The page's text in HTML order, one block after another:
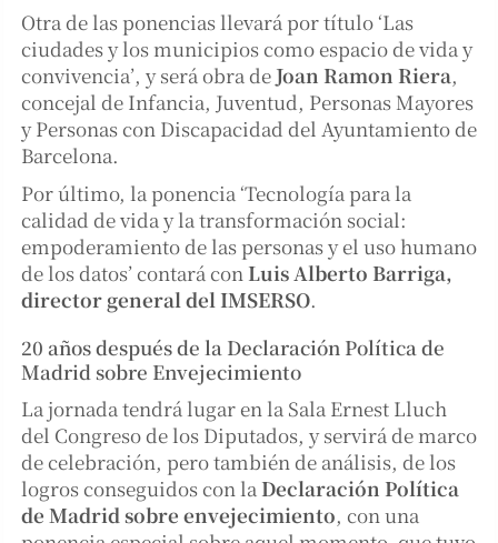
Otra de las ponencias llevará por título ‘Las
ciudades y los municipios como espacio de vida y
convivencia’, y será obra de Joan Ramon Riera,
concejal de Infancia, Juventud, Personas Mayores
y Personas con Discapacidad del Ayuntamiento de
Barcelona.
Por último, la ponencia ‘Tecnología para la
calidad de vida y la transformación social:
empoderamiento de las personas y el uso humano
de los datos’ contará con Luis Alberto Barriga,
director general del IMSERSO.
20 años después de la Declaración Política de
Madrid sobre Envejecimiento
La jornada tendrá lugar en la Sala Ernest Lluch
del Congreso de los Diputados, y servirá de marco
de celebración, pero también de análisis, de los
logros conseguidos con la Declaración Política
de Madrid sobre envejecimiento, con una